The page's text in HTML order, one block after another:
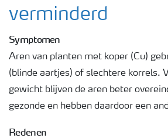
verminderd
Symptomen
Aren van planten met koper (Cu)
(blinde aartjes) of slechtere korrels.
gewicht blijven de aren beter
gezonde en hebben daardoor een
Redenen